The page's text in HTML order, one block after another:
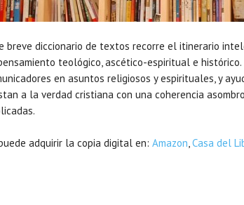
breve diccionario de textos recorre el itinerario
teológico, ascético-espiritual e
en asuntos religiosos y espirituales, y
a la verdad cristiana con una coherencia
adquirir la copia digital en: Amazon,Casa del